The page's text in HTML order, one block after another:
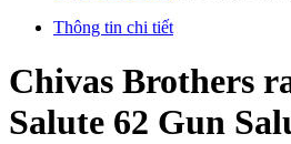
Thông tin chi tiết
Chivas Brothers
Salute 62 Gun